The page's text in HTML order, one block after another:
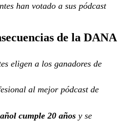
han votado a sus pódcast
de la DANA
eligen a los ganadores de
al mejor pódcast de
cumple 20 años y se